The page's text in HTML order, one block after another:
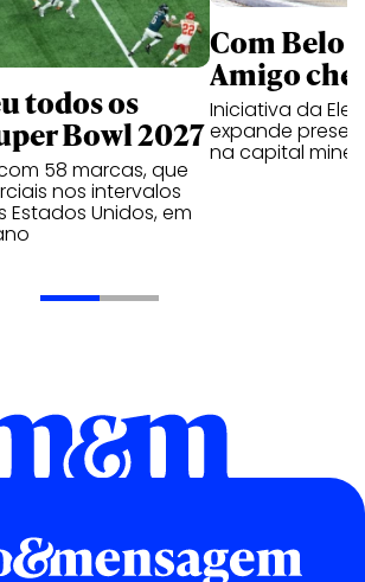
todos os
Bowl 2027
58 marcas, que
nos intervalos
Estados Unidos, em
Com Belo
Amigo
Iniciativa da
expande
na capital